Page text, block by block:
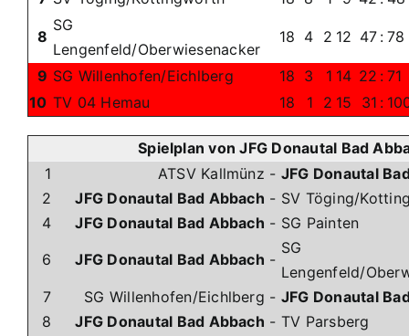
8
SG
Lengenfeld/Oberwiesenacker
18 4 2 12 47 : 78
9 SG Willenhofen/Eichlberg 18 3 1 14 22 : 71
10 TV 04 Hemau 18 1 2 15 31 :
Spielplan von JFG Donautal Bad
1
ATSV Kallmünz - JFG Donautal
2
JFG Donautal Bad Abbach - SV Töging/
4
JFG Donautal Bad Abbach - SG Painten
6
JFG Donautal Bad Abbach -
SG
Lengenfeld/
7
SG Willenhofen/Eichlberg - JFG Donautal
8
JFG Donautal Bad Abbach - TV Parsberg